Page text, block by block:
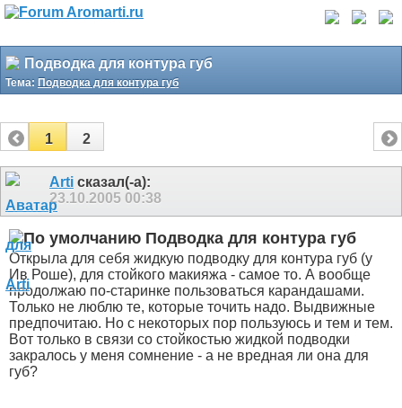
Подводка для контура губ
Тема: Подводка для контура губ
1 2
Arti сказал(-а):
23.10.2005 00:38
Подводка для контура губ
Открыла для себя жидкую подводку для контура губ (у
Ив Роше), для стойкого макияжа - самое то. А вообще
продолжаю по-старинке пользоваться карандашами.
Только не люблю те, которые точить надо. Выдвижные
предпочитаю. Но с некоторых пор пользуюсь и тем и тем.
Вот только в связи со стойкостью жидкой подводки
закралось у меня сомнение - а не вредная ли она для
губ?